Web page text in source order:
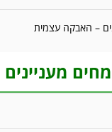
– האבקה עצמית
מעניינים